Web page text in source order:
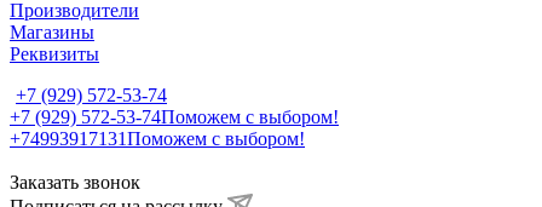
Производители
Магазины
Реквизиты
+7 (929) 572-53-74
+7 (929) 572-53-74Поможем с выбором!
+74993917131Поможем с выбором!
Заказать звонок